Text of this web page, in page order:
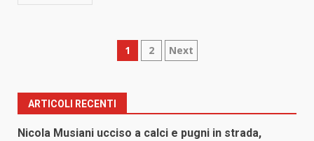
Paginazione
articoli
1 2 Next
ARTICOLI RECENTI
Nicola Musiani ucciso a calci e pugni in strada,